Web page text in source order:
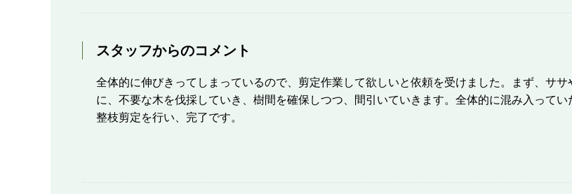
スタッフからのコメント
全体的に伸びきってしまっているので、剪定作業して欲しいと依頼を受けました。まず、サ
に、不要な木を伐採していき、樹間を確保しつつ、間引いていきます。全体的に混み入って
整枝剪定を行い、完了です。